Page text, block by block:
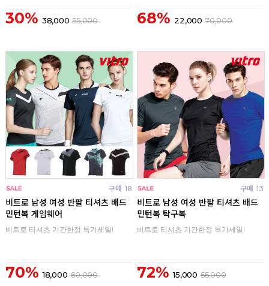
30% 38,000 55,000 68% 22,000 70,000
구매 18
비트로 남성 여성 반팔 티셔츠 배드
민턴복 게임웨어
비트로 티셔츠 기간한정 특가세일!
70% 18,000 60,000
구매 13
비트로 남성 여성 반팔 티셔츠 배드
민턴복 탁구복
비트로 티셔츠 기간한정 특가세일!
72% 15,000 55,000